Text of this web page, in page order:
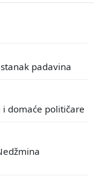
padavina
i domaće političare